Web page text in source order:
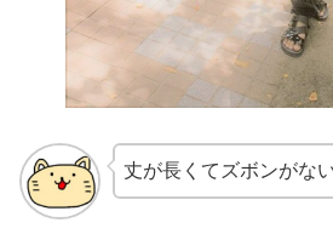
丈が長くてズボンがな